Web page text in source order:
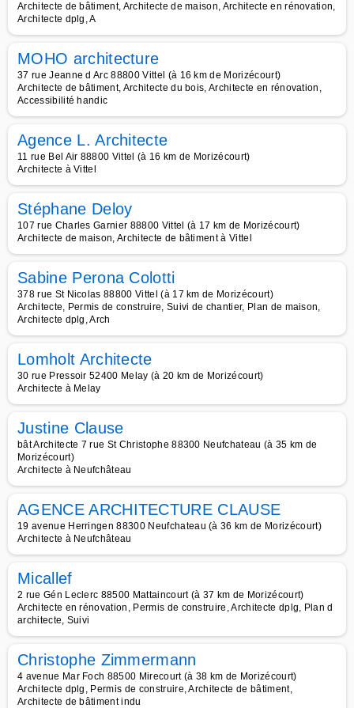
Architecte de bâtiment, Architecte de maison, Architecte en rénovation,
Architecte dplg, A
MOHO architecture
37 rue Jeanne d Arc 88800 Vittel (à 16 km de Morizécourt)
Architecte de bâtiment, Architecte du bois, Architecte en rénovation,
Accessibilité handic
Agence L. Architecte
11 rue Bel Air 88800 Vittel (à 16 km de Morizécourt)
Architecte à Vittel
Stéphane Deloy
107 rue Charles Garnier 88800 Vittel (à 17 km de Morizécourt)
Architecte de maison, Architecte de bâtiment à Vittel
Sabine Perona Colotti
378 rue St Nicolas 88800 Vittel (à 17 km de Morizécourt)
Architecte, Permis de construire, Suivi de chantier, Plan de maison,
Architecte dplg, Arch
Lomholt Architecte
30 rue Pressoir 52400 Melay (à 20 km de Morizécourt)
Architecte à Melay
Justine Clause
bât Architecte 7 rue St Christophe 88300 Neufchateau (à 35 km de
Morizécourt)
Architecte à Neufchâteau
AGENCE ARCHITECTURE CLAUSE
19 avenue Herringen 88300 Neufchateau (à 36 km de Morizécourt)
Architecte à Neufchâteau
Micallef
2 rue Gén Leclerc 88500 Mattaincourt (à 37 km de Morizécourt)
Architecte en rénovation, Permis de construire, Architecte dplg, Plan d
architecte, Suivi
Christophe Zimmermann
4 avenue Mar Foch 88500 Mirecourt (à 38 km de Morizécourt)
Architecte dplg, Permis de construire, Architecte de bâtiment,
Architecte de bâtiment indu